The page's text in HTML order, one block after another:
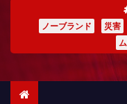
ノーブランド 災害